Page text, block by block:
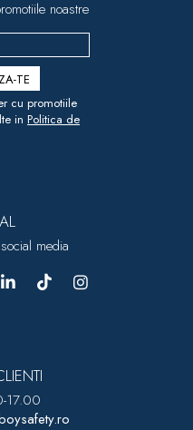
noastre
cu promotiile
in Politica de
media
17.00